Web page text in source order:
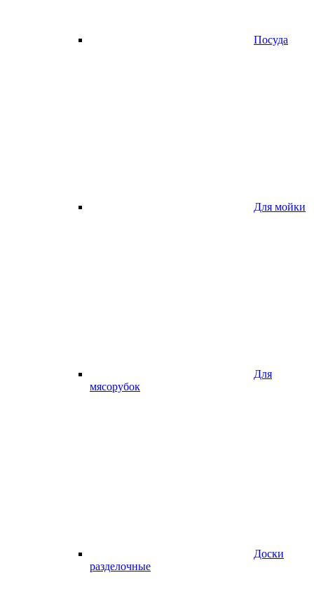
Посуда
Для мойки
Для
мясорубок
Доски
разделочные